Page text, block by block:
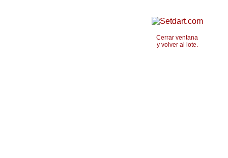
Cerrar ventana
y volver al lote.